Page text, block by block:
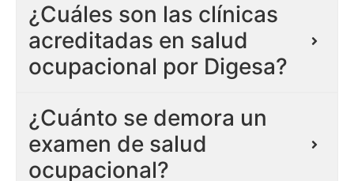
¿Cuáles son las clínicas
acreditadas en salud
ocupacional por Digesa?
¿Cuánto se demora un
examen de salud
ocupacional?